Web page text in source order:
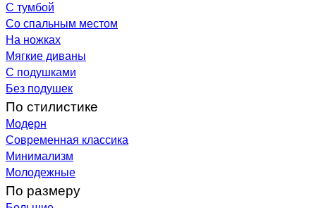
С тумбой
Со спальным местом
На ножках
Мягкие диваны
С подушками
Без подушек
По стилистике
Модерн
Современная классика
Минимализм
Молодежные
По размеру